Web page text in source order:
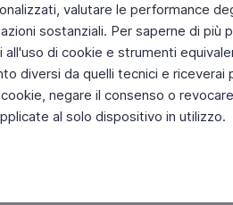
valutare le performance
sostanziali. Per saperne di più
all'uso di cookie e strumenti
diversi da quelli tecnici e riceverai
negare il consenso o
al solo dispositivo in utilizzo.
renderla
ASviS e